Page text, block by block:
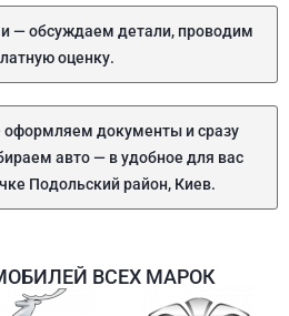
— обсуждаем детали, проводим
оценку.
документы и сразу
авто — в удобное для вас
Подольский район, Киев.
ВСЕХ МАРОК